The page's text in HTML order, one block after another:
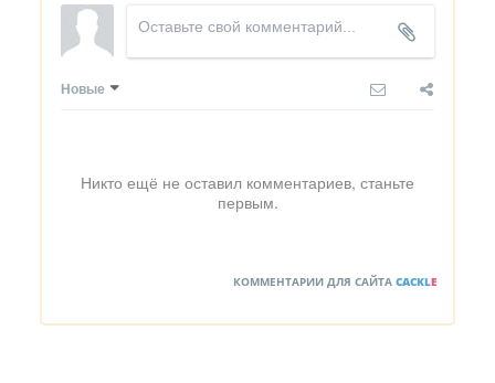
Новые
Никто ещё не оставил комментариев, станьте
первым.
КОММЕНТАРИИ ДЛЯ САЙТА CACKLE